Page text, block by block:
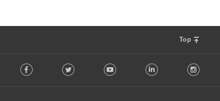
Top
o Facebook Twitter Youtube LinkedIn